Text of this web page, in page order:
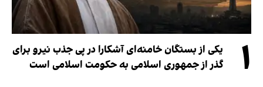
۱
یکی از بستگان خامنه‌ای آشکارا در پی جذب نیرو برای
گذر از جمهوری اسلامی به حکومت اسلامی است